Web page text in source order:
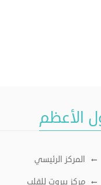
الأعظم
المركز الرئيسي
مركز بيروت للقلب